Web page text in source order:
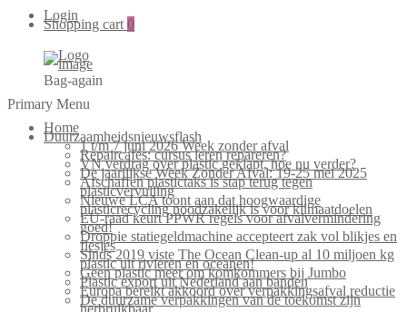
Login
Shopping cart 0
Bag-again
Primary Menu
Home
Duurzaamheidsnieuwsflash
1 t/m 7 juni 2026 Week zonder afval
Repaircafés: cursus leren repareren?
VN verdrag over plastic geklapt, hoe nu verder?
De jaarlijkse Week Zonder Afval: 19-25 mei 2025
Afschaffen plastictaks is stap terug tegen
plasticvervuiling
Nieuwe LCA toont aan dat hoogwaardige
plasticrecycling noodzakelijk is voor klimaatdoelen
EU-raad keurt PPWR regels voor afvalvermindering
goed!
Droppie statiegeldmachine accepteert zak vol blikjes en
flesjes
Sinds 2019 viste The Ocean Clean-up al 10 miljoen kg
plastic uit rivieren en oceanen!
Geen plastic meer om komkommers bij Jumbo
Plastic export uit Nederland aan banden
Europa bereikt akkoord over verpakkingsafval reductie
De duurzame verpakkingen van de toekomst zijn